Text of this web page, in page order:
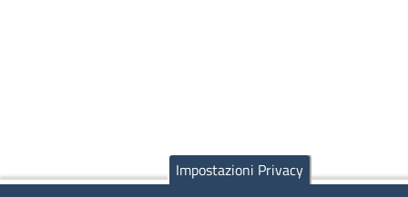
Impostazioni Privacy